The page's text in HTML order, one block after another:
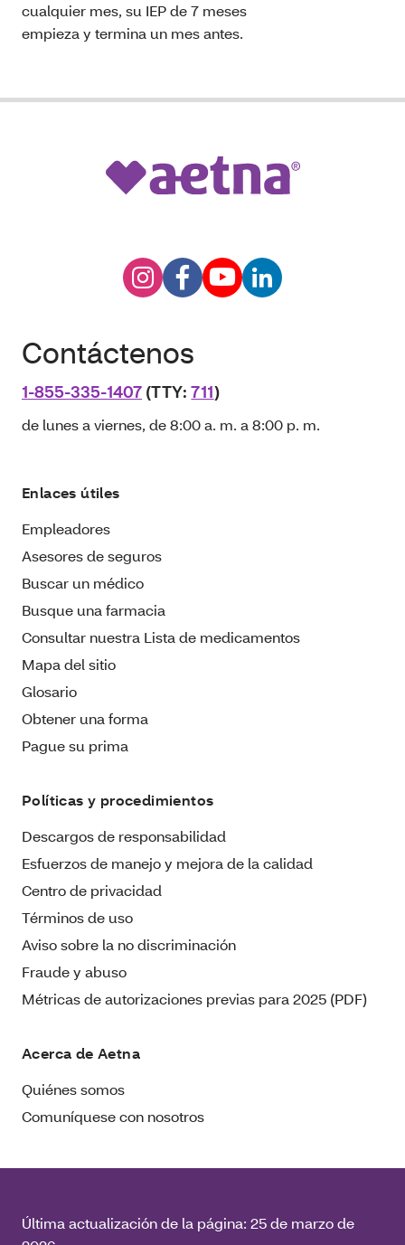
cualquier mes, su IEP de 7 meses
empieza y termina un mes antes.
Contáctenos
1-855-335-1407 (TTY:711)
de lunes a viernes, de 8:00 a. m. a 8:00 p. m.
Enlaces útiles
Empleadores
Asesores de seguros
Buscar un médico
Busque una farmacia
Consultar nuestra Lista de medicamentos
Mapa del sitio
Glosario
Obtener una forma
Pague su prima
Políticas y procedimientos
Descargos de responsabilidad
Esfuerzos de manejo y mejora de la calidad
Centro de privacidad
Términos de uso
Aviso sobre la no discriminación
Fraude y abuso
Métricas de autorizaciones previas para 2025 (PDF)
Acerca de Aetna
Quiénes somos
Comuníquese con nosotros
Última actualización de la página: 25 de marzo de